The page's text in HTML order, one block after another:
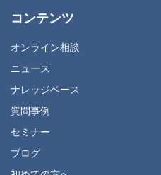
コンテンツ
オンライン相談
ニュース
ナレッジベース
質問事例
セミナー
ブログ